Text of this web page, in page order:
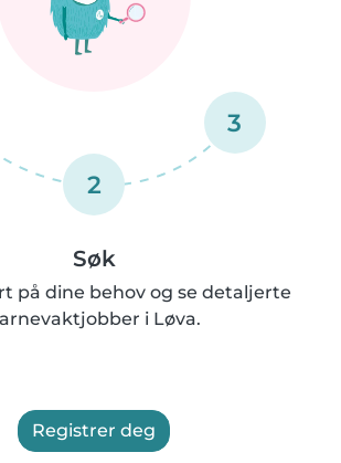
2
3
Søk
på dine behov og se detaljerte
i Løva.
Registrer deg